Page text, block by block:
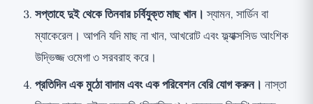
সপ্তাহে দুই থেকে তিনবার চর্বিযুক্ত মাছ খান। স্যামন, সার্ডিন বা
ম্যাকেরেল। আপনি যদি মাছ না খান, আখরোট এবং ফ্ল্যাক্সসিড আংশিক
উদ্ভিজ্জ ওমেগা ৩ সরবরাহ করে।
প্রতিদিন এক মুঠো বাদাম এবং এক পরিবেশন বেরি যোগ করুন। নাস্তা